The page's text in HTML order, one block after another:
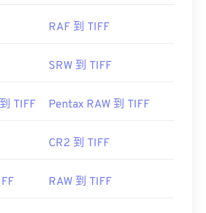
creativecloud/file-
tiff-file.html
ext.
RAF 到 TIFF
SRW 到 TIFF
TIFF Pentax RAW 到 TIFF
CR2 到 TIFF
RAW 到 TIFF